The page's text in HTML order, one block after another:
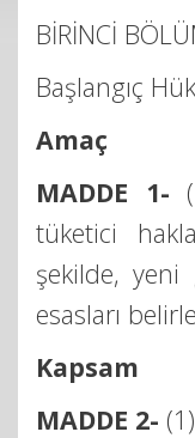
BİRİNCİ
Başlangıç
Amaç
MADDE 1-
tüketici
şekilde, yeni
esasları
Kapsam
MADDE 2-